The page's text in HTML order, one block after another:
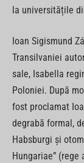
la universitățile
Ioan Sigismund
Transilvaniei
sale, Isabella
Poloniei. După
fost proclamat
degrabă formal,
Habsburgi și
Hungariae” (rege